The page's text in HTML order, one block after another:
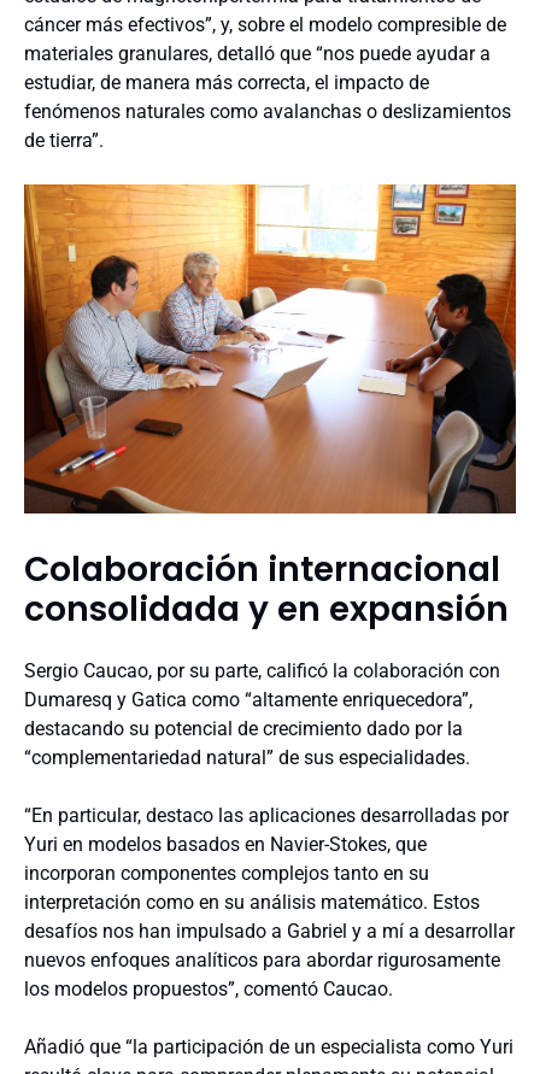
cáncer más efectivos”, y, sobre el modelo compresible de
materiales granulares, detalló que “nos puede ayudar a
estudiar, de manera más correcta, el impacto de
fenómenos naturales como avalanchas o deslizamientos
de tierra”.
Colaboración internacional
consolidada y en expansión
Sergio Caucao, por su parte, calificó la colaboración con
Dumaresq y Gatica como “altamente enriquecedora”,
destacando su potencial de crecimiento dado por la
“complementariedad natural” de sus especialidades.
“En particular, destaco las aplicaciones desarrolladas por
Yuri en modelos basados en Navier-Stokes, que
incorporan componentes complejos tanto en su
interpretación como en su análisis matemático. Estos
desafíos nos han impulsado a Gabriel y a mí a desarrollar
nuevos enfoques analíticos para abordar rigurosamente
los modelos propuestos”, comentó Caucao.
Añadió que “la participación de un especialista como Yuri